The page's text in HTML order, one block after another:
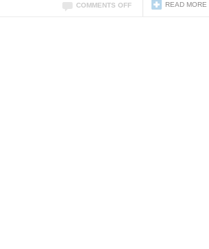
READ MORE
COMMENTS OFF